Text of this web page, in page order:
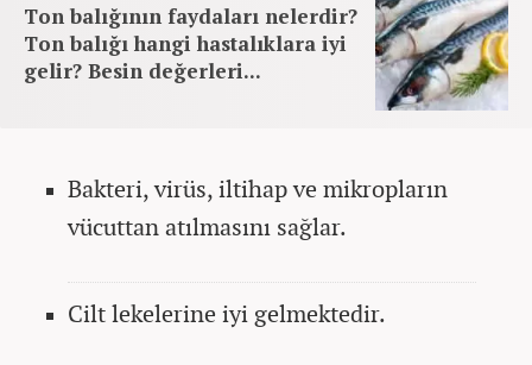
Ton balığının faydaları nelerdir?
Ton balığı hangi hastalıklara iyi
gelir? Besin değerleri...
Bakteri, virüs, iltihap ve mikropların
vücuttan atılmasını sağlar.
Cilt lekelerine iyi gelmektedir.